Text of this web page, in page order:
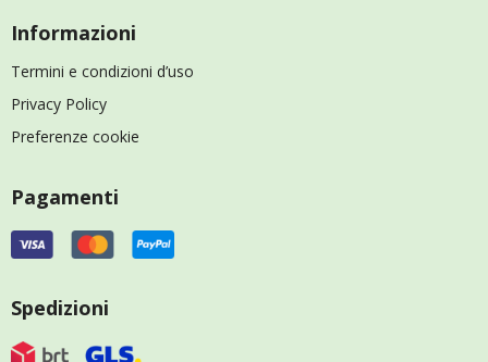
Informazioni
Termini e condizioni d’uso
Privacy Policy
Preferenze cookie
Pagamenti
Spedizioni